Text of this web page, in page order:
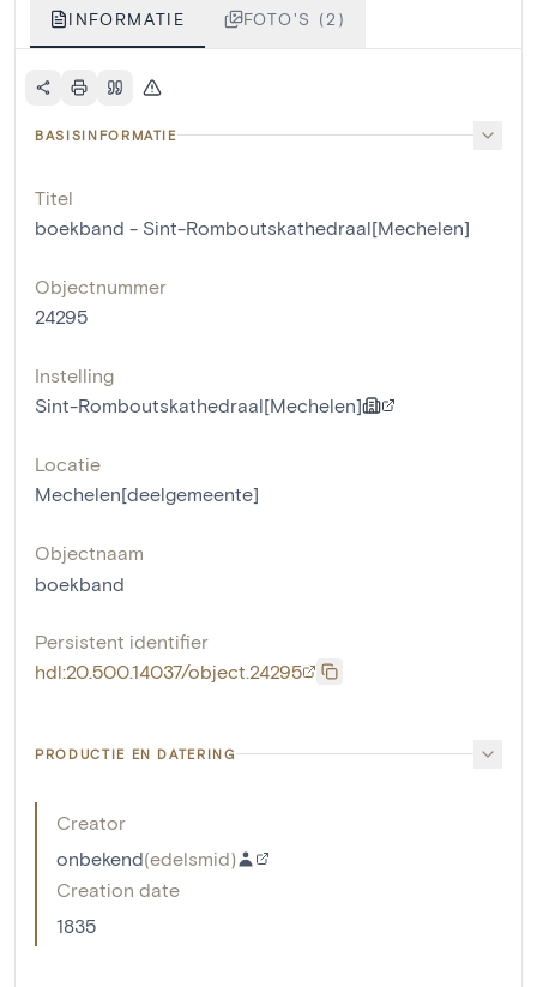
INFORMATIE FOTO'S (2)
BASISINFORMATIE
Titel
boekband - Sint-Romboutskathedraal[Mechelen]
Objectnummer
24295
Instelling
Sint-Romboutskathedraal[Mechelen]
Locatie
Mechelen[deelgemeente]
Objectnaam
boekband
Persistent identifier
hdl:20.500.14037/object.24295
PRODUCTIE EN DATERING
Creator
onbekend(edelsmid)
Creation date
1835